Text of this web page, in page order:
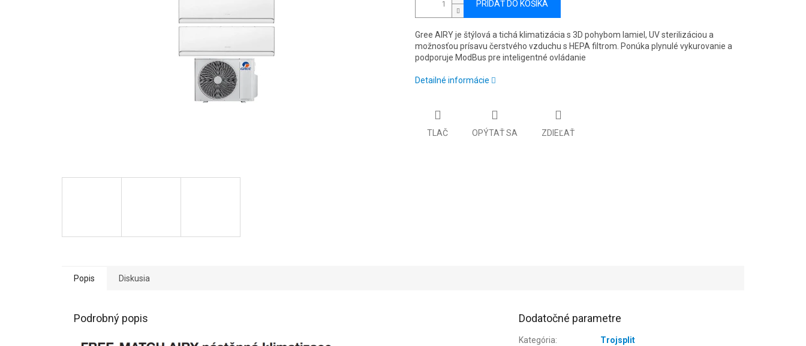
PRIDAŤ DO KOŠÍKA
Gree AIRY je štýlová a tichá klimatizácia s 3D pohybom lamiel, UV sterilizáciou a
možnosťou prísavu čerstvého vzduchu s HEPA filtrom. Ponúka plynulé vykurovanie a
podporuje ModBus pre inteligentné ovládanie
Detailné informácie
TLAČ OPÝTAŤ SA ZDIEĽAŤ
Popis Diskusia
Podrobný popis Dodatočné parametre
Kategória:
Trojsplit